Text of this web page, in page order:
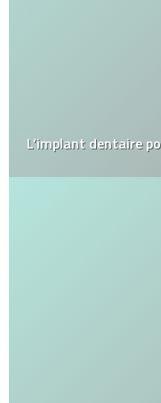
L’implant dentaire